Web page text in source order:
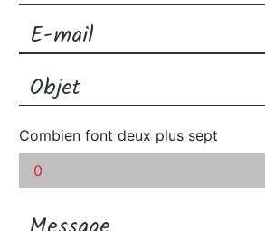
Combien font deux plus sept